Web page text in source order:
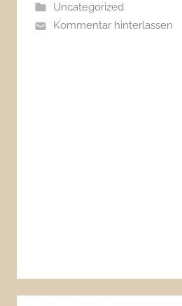
Uncategorized
Kommentar hinterlassen